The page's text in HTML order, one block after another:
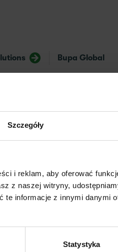
Szczegóły
i reklam, aby oferować
z naszej witryny,
te informacje z innymi danymi
Statystyka
Bupa Global
Prosimy poinformować
się w recepcji. Pacjent